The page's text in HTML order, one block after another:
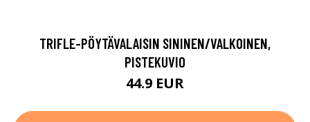
TRIFLE-PÖYTÄVALAISIN SININEN/VALKOINEN,
PISTEKUVIO
44.9 EUR